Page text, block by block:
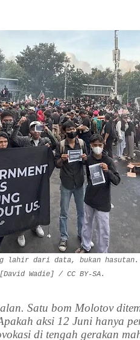
lahir dari data, bukan hasutan.
[David Wadie] / CC BY-SA.
Satu bom Molotov
aksi 12 Juni hanya
di tengah gerakan